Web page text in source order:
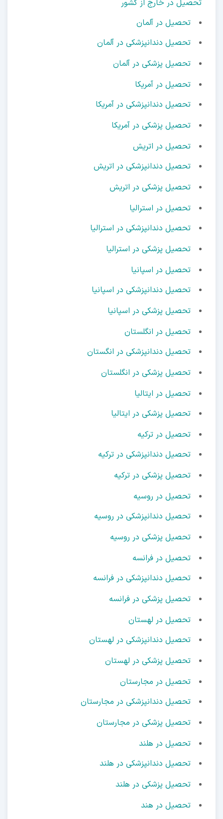
در خارج از کشور
تحصیل در آلمان
تحصیل دندانپزشکی در آلمان
تحصیل پزشکی در آلمان
تحصیل در آمریکا
تحصیل دندانپزشکی در آمریکا
تحصیل پزشکی در آمریکا
تحصیل در اتریش
تحصیل دندانپزشکی در اتریش
تحصیل پزشکی در اتریش
تحصیل در استرالیا
تحصیل دندانپزشکی در استرالیا
تحصیل پزشکی در استرالیا
تحصیل در اسپانیا
تحصیل دندانپزشکی در اسپانیا
تحصیل پزشکی در اسپانیا
تحصیل در انگلستان
تحصیل دندانپزشکی در انگستان
تحصیل پزشکی در انگلستان
تحصیل در ایتالیا
تحصیل پزشکی در ایتالیا
تحصیل در ترکیه
تحصیل دندانپزشکی در ترکیه
تحصیل پزشکی در ترکیه
تحصیل در روسیه
تحصیل دندانپزشکی در روسیه
تحصیل پزشکی در روسیه
تحصیل در فرانسه
تحصیل دندانپزشکی در فرانسه
تحصیل پزشکی در فرانسه
تحصیل در لهستان
تحصیل دندانپزشکی در لهستان
تحصیل پزشکی در لهستان
تحصیل در مجارستان
تحصیل دندانپزشکی در مجارستان
تحصیل پزشکی در مجارستان
تحصیل در هلند
تحصیل دندانپزشکی در هلند
تحصیل پزشکی در هلند
تحصیل در هند